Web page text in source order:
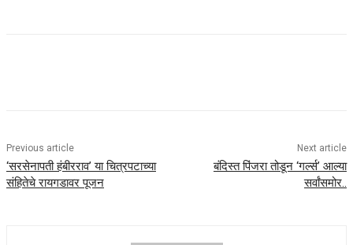
Previous article
‘सरसेनापती हंबीरराव’ या चित्रपटाच्या
संहितेचे रायगडावर पूजन
Next article
बंदिस्त पिंजरा तोडून ‘गर्ल्स’ आल्या
सर्वांसमोर..